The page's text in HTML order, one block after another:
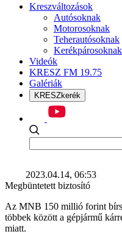
Kreszváltozások
Autósoknak
Motorosoknak
Teherautósoknak
Kerékpárosoknak
Videók
KRESZ FM 19.75
Galériák
KRESZkerék
2023.04.14, 06:53
Megbüntetett biztosító
Az MNB 150 millió forint
többek között a gépjármű
miatt.